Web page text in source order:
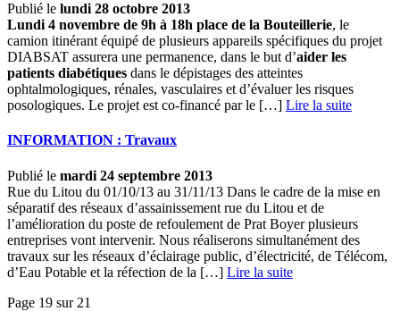
Publié le lundi 28 octobre 2013
Lundi 4 novembre de 9h à 18h place de la Bouteillerie, le
camion itinérant équipé de plusieurs appareils spécifiques du projet
DIABSAT assurera une permanence, dans le but d’aider les
patients diabétiques dans le dépistages des atteintes
ophtalmologiques, rénales, vasculaires et d’évaluer les risques
posologiques. Le projet est co-financé par le […] ­ Lire la suite
INFORMATION : Travaux
Publié le mardi 24 septembre 2013
Rue du Litou du 01/10/13 au 31/11/13 Dans le cadre de la mise en
séparatif des réseaux d’assainissement rue du Litou et de
l’amélioration du poste de refoulement de Prat Boyer plusieurs
entreprises vont intervenir. Nous réaliserons simultanément des
travaux sur les réseaux d’éclairage public, d’électricité, de Télécom,
d’Eau Potable et la réfection de la […] ­ Lire la suite
Page 19 sur 21